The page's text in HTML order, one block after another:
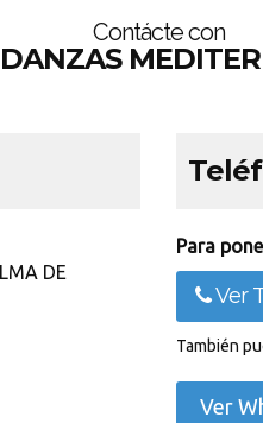
Contácte con
DE
Para
Ver
También
Ver